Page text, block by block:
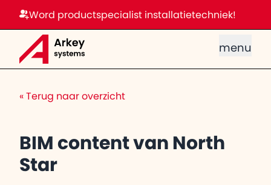
Word productspecialist installatietechniek!
menu
« Terug naar overzicht
BIM content van North
Star